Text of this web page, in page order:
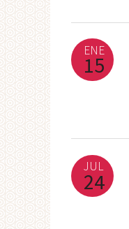
ENE
15
JUL
24